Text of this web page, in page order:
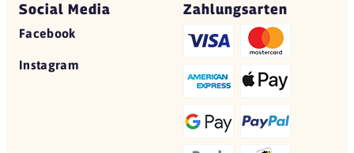
Social Media
Facebook
Instagram
Zahlungsarten